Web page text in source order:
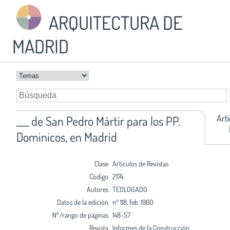
ARQUITECTURA DE
MADRID
___ de San Pedro Mártir para los PP.
Dominicos, en Madrid
Clase Artículos de Revistas
Código 2174
Autores TEOLOGADO
Datos de la edición nº 118, feb. 1960
Nº/rango de páginas 148-57
Revista Informes de la Construcción